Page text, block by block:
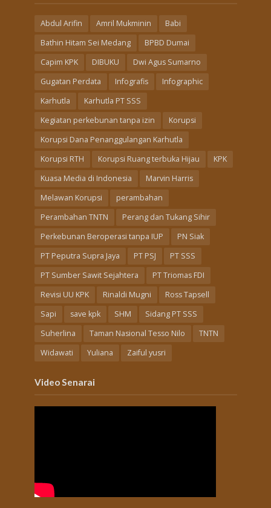
Abdul Arifin Amril Mukminin
Babi
Bathin Hitam Sei Medang
BPBD Dumai
Capim KPK
DIBUKU
Dwi Agus Sumarno
Gugatan Perdata
Infografis
Infographic
Karhutla
Karhutla PT SSS
Kegiatan perkebunan tanpa izin
Korupsi
Korupsi Dana Penanggulangan Karhutla
Korupsi RTH
Korupsi Ruang terbuka Hijau
KPK
Kuasa Media di Indonesia
Marvin Harris
Melawan Korupsi
perambahan
Perambahan TNTN
Perang dan Tukang Sihir
Perkebunan Beroperasi tanpa IUP
PN Siak
PT Peputra Supra Jaya
PT PSJ
PT SSS
PT Sumber Sawit Sejahtera
PT Triomas FDI
Revisi UU KPK
Rinaldi Mugni
Ross Tapsell
Sapi
save kpk SHM
Sidang PT SSS
Suherlina
Taman Nasional Tesso Nilo
TNTN
Widawati
Yuliana Zaiful yusri
Video Senarai